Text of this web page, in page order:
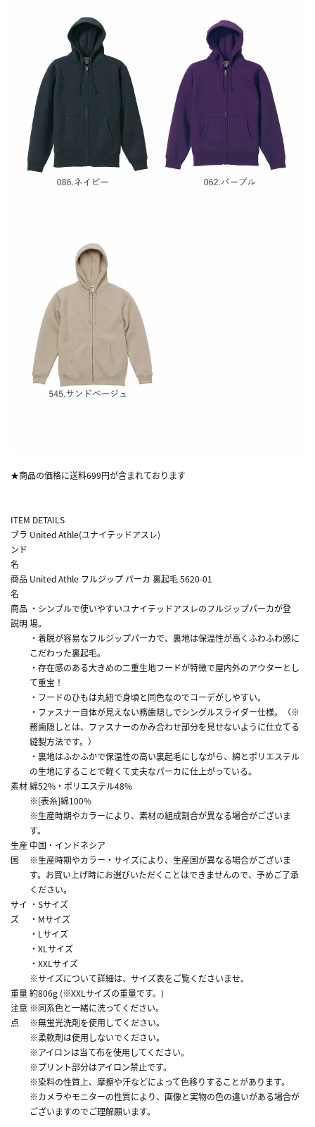
★商品の価格に送料699円が含まれております
ITEM DETAILS
ブラ
ンド
名
United Athle(ユナイテッドアスレ)
商品
名
United Athle フルジップ パーカ 裏起毛 5620-01
商品
説明
・シンプルで使いやすいユナイテッドアスレのフルジップパーカが登
場。
・着脱が容易なフルジップパーカで、裏地は保温性が高くふわふわ感に
こだわった裏起毛。
・存在感のある大きめの二重生地フードが特徴で屋内外のアウターとし
て重宝！
・フードのひもは丸紐で身頃と同色なのでコーデがしやすい。
・ファスナー自体が見えない務歯隠しでシングルスライダー仕様。（※
務歯隠しとは、ファスナーのかみ合わせ部分を見せないように仕立てる
縫製方法です。）
・裏地はふかふかで保温性の高い裏起毛にしながら、綿とポリエステル
の生地にすることで軽くて丈夫なパーカに仕上がっている。
素材綿52%・ポリエステル48%
※[表糸]綿100%
※生産時期やカラーにより、素材の組成割合が異なる場合がございま
す。
生産
国
中国・インドネシア
※生産時期やカラー・サイズにより、生産国が異なる場合がございま
す。お買い上げ時にお選びいただくことはできませんので、予めご了承
ください。
サイ
ズ
・Sサイズ
・Mサイズ
・Lサイズ
・XLサイズ
・XXLサイズ
※サイズについて詳細は、サイズ表をご覧くださいませ。
重量約806g (※XXLサイズの重量です。)
注意
点
※同系色と一緒に洗ってください。
※無蛍光洗剤を使用してください。
※柔軟剤は使用しないでください。
※アイロンは当て布を使用してください。
※プリント部分はアイロン禁止です。
※染料の性質上、摩擦や汗などによって色移りすることがあります。
※カメラやモニターの性質により、画像と実物の色の違いがある場合が
ございますのでご理解願います。